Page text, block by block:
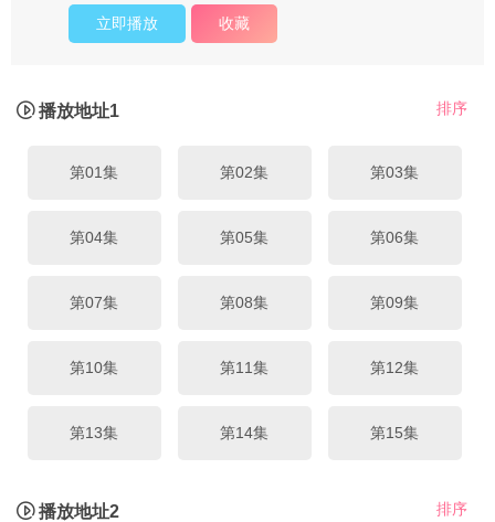
立即播放 收藏
排序
播放地址1
第01集 第02集 第03集
第04集 第05集 第06集
第07集 第08集 第09集
第10集 第11集 第12集
第13集 第14集 第15集
排序
播放地址2